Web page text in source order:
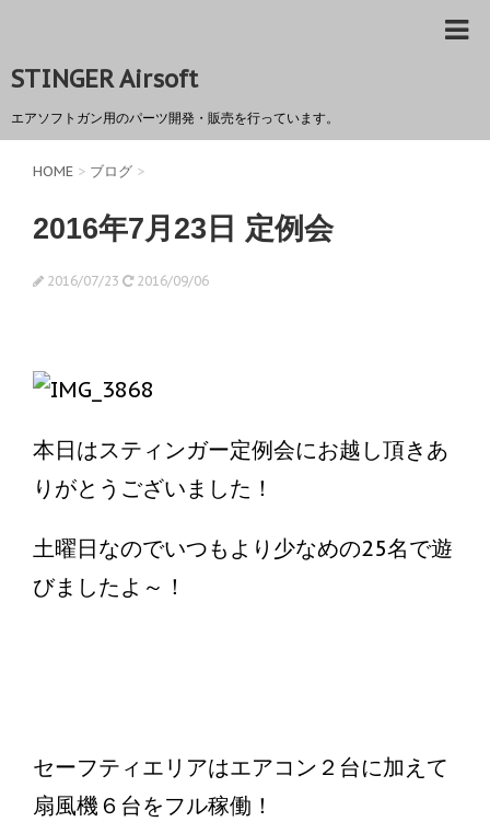
STINGER Airsoft
エアソフトガン用のパーツ開発・販売を行っています。
HOME > ブログ >
2016年7月23日 定例会
2016/07/23 2016/09/06
本日はスティンガー定例会にお越し頂きあ
りがとうございました！
土曜日なのでいつもより少なめの25名で遊
びましたよ～！
セーフティエリアはエアコン２台に加えて
扇風機６台をフル稼働！